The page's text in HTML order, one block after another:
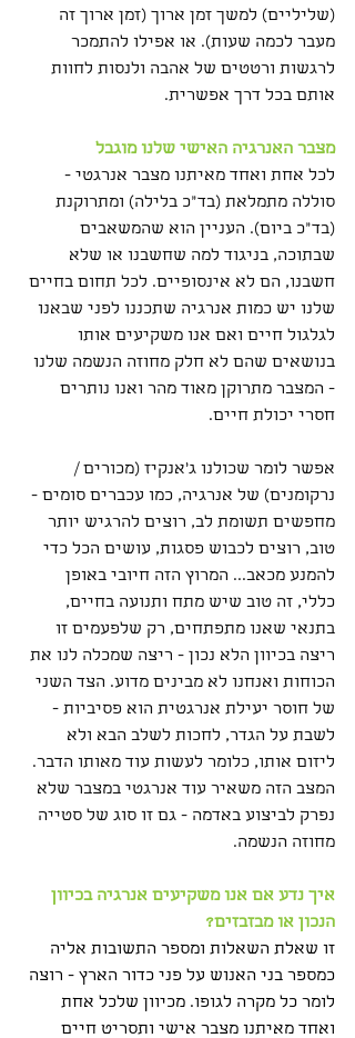
(שליליים) למשך זמן ארוך (זמן ארוך זה
מעבר לכמה שעות). או אפילו להתמכר
לרגשות ורטטים של אהבה ולנסות לחוות
אותם בכל דרך אפשרית.
מצבר האנרגיה האישי שלנו מוגבל
לכל אחת ואחד מאיתנו מצבר אנרגטי -
סוללה מתמלאת (בד"כ בלילה) ומתרוקנת
(בד"כ ביום). העניין הוא שהמשאבים
שבתוכה, בניגוד למה שחשבנו או שלא
חשבנו, הם לא אינסופיים. לכל תחום בחיים
שלנו יש כמות אנרגיה שתכננו לפני שבאנו
לגלגול חיים ואם אנו משקיעים אותו
בנושאים שהם לא חלק מחוזה הנשמה שלנו
- המצבר מתרוקן מאוד מהר ואנו נותרים
חסרי יכולת חיים.
אפשר לומר שכולנו ג'אנקיז (מכורים /
נרקומנים) של אנרגיה, כמו עכברים סומים -
מחפשים תשומת לב, רוצים להרגיש יותר
טוב, רוצים לכבוש פסגות, עושים הכל כדי
להמנע מכאב... המרוץ הזה חיובי באופן
כללי, זה טוב שיש מתח ותנועה בחיים,
בתנאי שאנו מתפתחים, רק שלפעמים זו
ריצה בכיוון הלא נכון - ריצה שמכלה לנו את
הכוחות ואנחנו לא מבינים מדוע. הצד השני
של חוסר יעילת אנרגטית הוא פסיביות -
לשבת על הגדר, לחכות לשלב הבא ולא
ליזום אותו, כלומר לעשות עוד מאותו הדבר.
המצב הזה משאיר עוד אנרגטי במצבר שלא
נפרק לביצוע באדמה - גם זו סוג של סטייה
מחוזה הנשמה.
איך נדע אם אנו משקיעים אנרגיה בכיוון
הנכון או מבזבזים?
זו שאלת השאלות ומספר התשובות אליה
כמספר בני האנוש על פני כדור הארץ - רוצה
לומר כל מקרה לגופו. מכיוון שלכל אחת
ואחד מאיתנו מצבר אישי ותסריט חיים